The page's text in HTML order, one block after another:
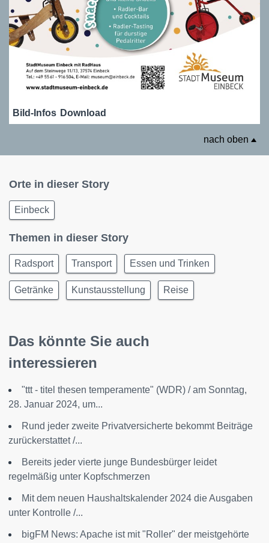
Bild-Infos Download
nach oben
Orte in dieser Story
Einbeck
Themen in dieser Story
Radsport Transport Essen und Trinken
Getränke Kunstausstellung Reise
Das könnte Sie auch
interessieren
"ttt - titel thesen temperamente" (WDR) / am Sonntag,
28. Januar 2024, um...
Rund jeder zweite Privatversicherte bekommt Beiträge
zurückerstattet /...
Bereits jeder vierte junge Bundesbürger leidet
regelmäßig unter Kopfschmerzen
Mit dem neuen Haushaltskalender 2024 die Ausgaben
unter Kontrolle /...
bigFM News: Apache ist mit "Roller" der meistgehörte